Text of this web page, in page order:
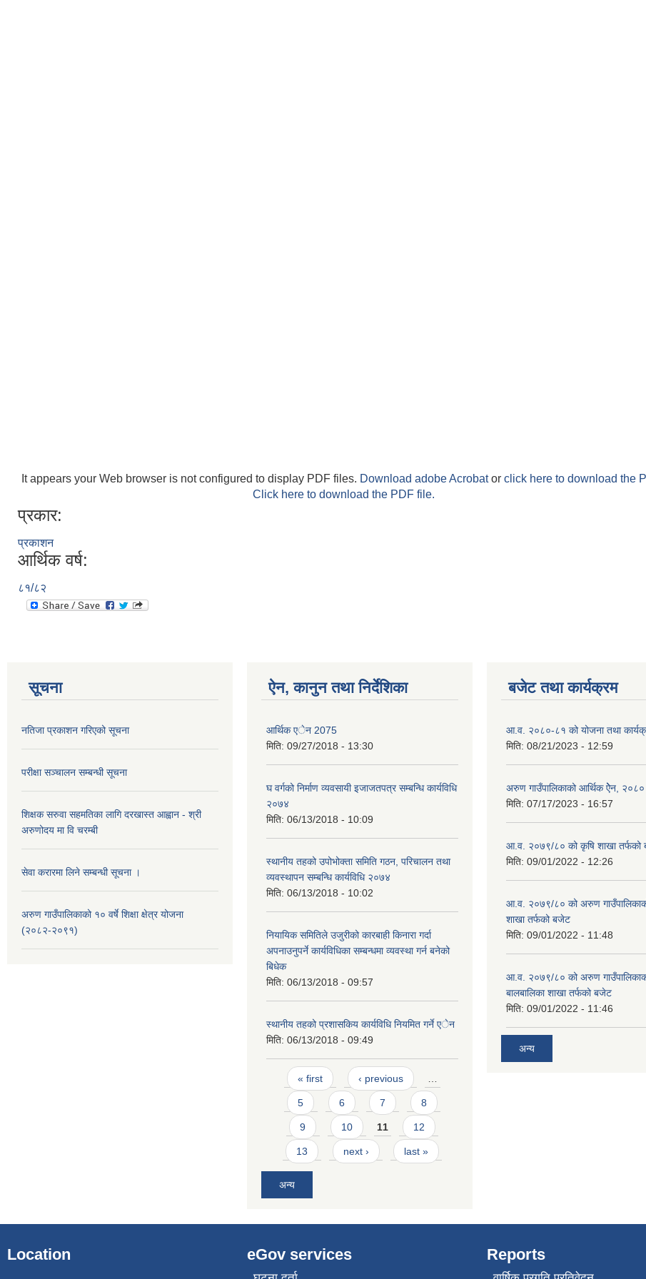
It appears your Web browser is not configured to display PDF files. Download adobe Acrobator click here to download the
Click here to download the PDF file.
प्रकार:
प्रकाशन
आर्थिक वर्ष:
८१/८२
सूचना
नतिजा प्रकाशन गरिएको सूचना
परीक्षा सञ्चालन सम्बन्धी सूचना
शिक्षक सरुवा सहमतिका लागि दरखास्त आह्वान - श्री
अरुणोदय मा वि चरम्बी
सेवा करारमा लिने सम्बन्धी सूचना ।
अरुण गाउँपालिकाको १० वर्षे शिक्षा क्षेत्र योजना
(२०८२-२०९१)
ऐन, कानुन तथा निर्देशिका
आर्थिक एेन 2075
मिति: 09/27/2018 - 13:30
घ वर्गको निर्माण व्यवसायी इजाजतपत्र सम्बन्धि कार्यविधि
२०७४
मिति: 06/13/2018 - 10:09
स्थानीय तहको उपोभोक्ता समिति गठन, परिचालन तथा
व्यवस्थापन सम्बन्धि कार्यविधि २०७४
मिति: 06/13/2018 - 10:02
नियायिक समितिले उजुरीको कारबाही किनारा गर्दा
अपनाउनुपर्ने कार्यविधिका सम्बन्धमा व्यवस्था गर्न बनेको
बिधेक
मिति: 06/13/2018 - 09:57
स्थानीय तहको प्रशासकिय कार्यविधि नियमित गर्ने एेन
मिति: 06/13/2018 - 09:49
Pages
« first ‹ previous …
5 6 7 8
9 10 11 12
13 next › last »
अन्य
बजेट तथा कार्यक्रम
आ.व. २०८०-८१ को योजना तथा
मिति: 08/21/2023 - 12:59
अरुण गाउँपालिकाको आर्थिक ऐेन, २०८०
मिति: 07/17/2023 - 16:57
आ.व. २०७९/८० को कृषि शाखा तर्फको
मिति: 09/01/2022 - 12:26
आ.व. २०७९/८० को अरुण
शाखा तर्फको बजेट
मिति: 09/01/2022 - 11:48
आ.व. २०७९/८० को अरुण
बालबालिका शाखा तर्फको बजेट
मिति: 09/01/2022 - 11:46
अन्य
Location eGov services Reports